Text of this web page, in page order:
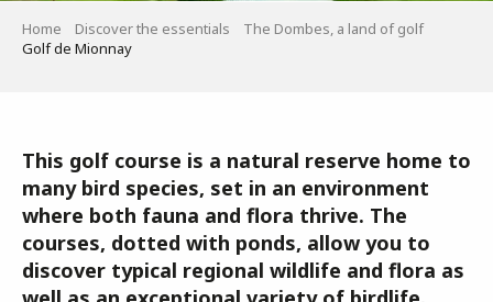
Home Discover the essentials
The Dombes, a land of golf
Golf de Mionnay
This golf course is a natural reserve home to
many bird species, set in an environment
where both fauna and flora thrive. The
courses, dotted with ponds, allow you to
discover typical regional wildlife and flora as